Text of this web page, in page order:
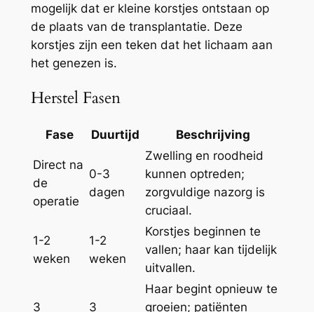
mogelijk dat er kleine korstjes ontstaan op
de plaats van de transplantatie. Deze
korstjes zijn een teken dat het lichaam aan
het genezen is.
Herstel Fasen
Fase Duurtijd Beschrijving
Direct na
de
operatie
0-3
dagen
Zwelling en roodheid
kunnen optreden;
zorgvuldige nazorg is
cruciaal.
1-2
weken
1-2
weken
Korstjes beginnen te
vallen; haar kan tijdelijk
uitvallen.
3 3
Haar begint opnieuw te
groeien; patiënten